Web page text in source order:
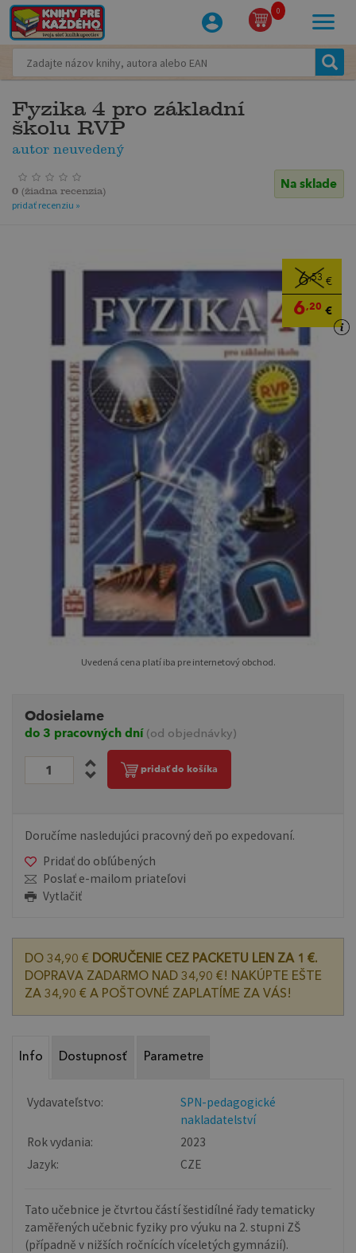
0
Fyzika 4 pro základní
školu RVP
autor neuvedený
Na sklade
0 (žiadna recenzia)
pridať recenziu »
6,53 €
6,20 €
Uvedená cena platí iba pre internetový obchod.
Odosielame
do 3 pracovných dní (od objednávky)
pridať do košíka
Doručíme nasledujúci pracovný deň po expedovaní.
Pridať do obľúbených
Poslať e-mailom priateľovi
Vytlačiť
DO 34,90 € DORUČENIE CEZ PACKETU LEN ZA 1 €.
DOPRAVA ZADARMO NAD 34,90 €! NAKÚPTE EŠTE
ZA 34,90 € A POŠTOVNÉ ZAPLATÍME ZA VÁS!
Info Dostupnosť Parametre
Vydavateľstvo:
SPN-pedagogické
nakladatelství
Rok vydania:
2023
Jazyk:
CZE
Tato učebnice je čtvrtou částí šestidílné řady tematicky
zaměřených učebnic fyziky pro výuku na 2. stupni ZŠ
(případně v nižších ročnících víceletých gymnázií).